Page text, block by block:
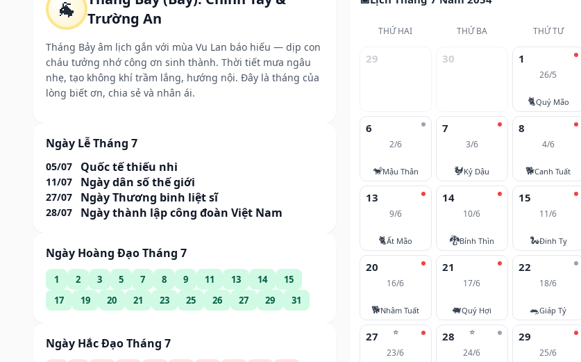
🐐
Trường An
Tháng Bảy âm lịch gắn với mùa Vu Lan báo hiếu — dịp con
cháu tưởng nhớ công ơn sinh thành. Thời tiết mưa ngâu
nhẹ, tạo không khí trầm lắng, hướng nội. Đây là tháng của
lòng biết ơn, chia sẻ và nhân ái.
Ngày Lễ Tháng 7
05/07 Quốc tế thiếu nhi
11/07 Ngày dân số thế giới
27/07 Ngày Thương binh liệt sĩ
28/07 Ngày thành lập công đoàn Việt Nam
Ngày Hoàng Đạo Tháng 7
1 2 3 5 7 8 9 11 13 14
15
17
19 20 21 23 25 26 27 29 31
Ngày Hắc Đạo Tháng 7
THỨ HAI THỨ BA THỨ TƯ
29 30 1
26/5
🐈Quý Mão
6
2/6
🐒Mậu Thân
7
3/6
🐓Kỷ Dậu
8
4/6
🐕Canh Tuất
13
9/6
🐈Ất Mão
14
10/6
🐉Bính Thìn
15
11/6
🐍Đinh Tỵ
20
16/6
🐕Nhâm Tuất
21
17/6
🐖Quý Hợi
22
18/6
🐀Giáp Tý
⭐
27
23/6
⭐
28
24/6
29
25/6